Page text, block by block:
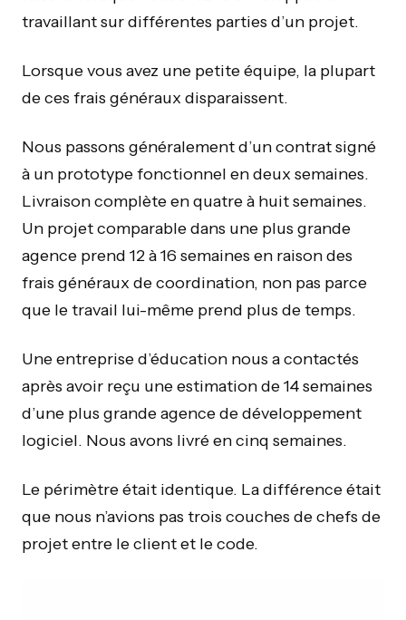
travaillant sur différentes parties d’un projet.
Lorsque vous avez une petite équipe, la plupart
de ces frais généraux disparaissent.
Nous passons généralement d’un contrat signé
à un prototype fonctionnel en deux semaines.
Livraison complète en quatre à huit semaines.
Un projet comparable dans une plus grande
agence prend 12 à 16 semaines en raison des
frais généraux de coordination, non pas parce
que le travail lui-même prend plus de temps.
Une entreprise d’éducation nous a contactés
après avoir reçu une estimation de 14 semaines
d’une plus grande agence de développement
logiciel. Nous avons livré en cinq semaines.
Le périmètre était identique. La différence était
que nous n’avions pas trois couches de chefs de
projet entre le client et le code.